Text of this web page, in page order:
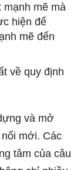
mẽ mà
hiện để
mẽ đến
về quy định
và mở
mới. Các
tâm của câu